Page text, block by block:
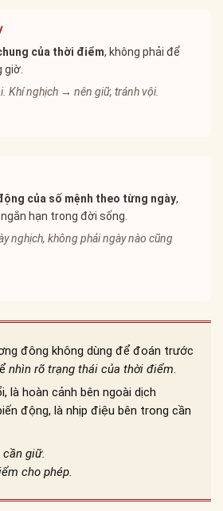
của thời điểm, không phải để
giờ.
Khí nghịch → nên giữ, tránh vội.
của số mệnh theo từng ngày,
hạn trong đời sống.
nghịch, không phải ngày nào cũng
đông không dùng để đoán trước
nhìn rõ trạng thái của thời điểm.
là hoàn cảnh bên ngoài dịch
động, là nhịp điệu bên trong cần
giữ.
cho phép.